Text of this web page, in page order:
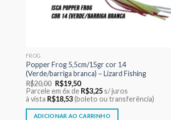
FROG
Popper Frog 5,5cm/15gr cor 14
(Verde/barriga branca) – Lizard Fishing
R$20,00 O
preço
original
era:
R$20,00.
R$19,50O
preço
atual
é:
R$19,50.
Parcele em 6x de R$3,25s/ juros
à vista R$18,53(boleto ou transferência)
ADICIONAR AO CARRINHO